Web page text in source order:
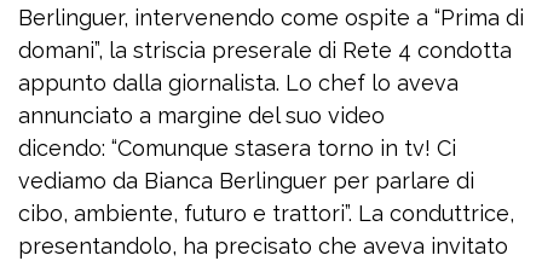
Berlinguer, intervenendo come ospite a “Prima di
domani”, la striscia preserale di Rete 4 condotta
appunto dalla giornalista. Lo chef lo aveva
annunciato a margine del suo video
dicendo: “Comunque stasera torno in tv! Ci
vediamo da Bianca Berlinguer per parlare di
cibo, ambiente, futuro e trattori”. La conduttrice,
presentandolo, ha precisato che aveva invitato